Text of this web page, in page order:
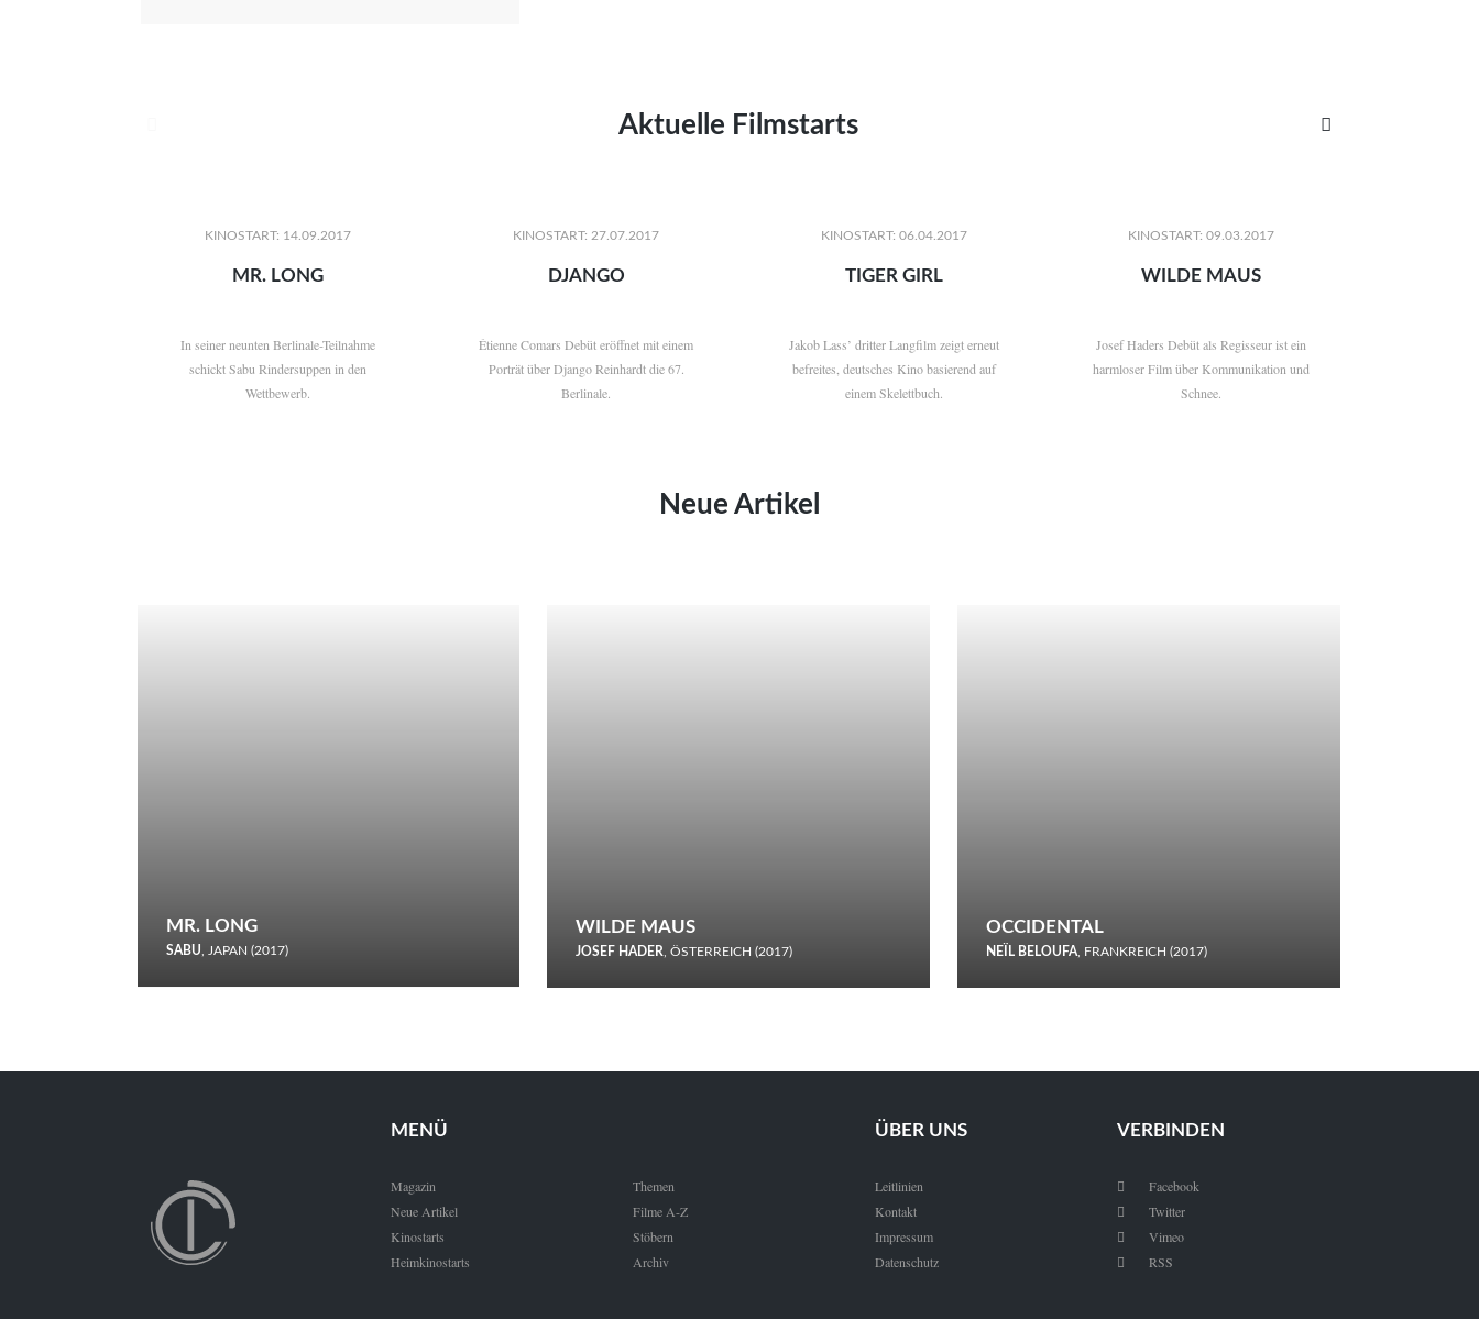
Aktuelle Filmstarts 
KINOSTART: 14.09.2017
MR. LONG
In seiner neunten Berlinale-Teilnahme
schickt Sabu Rindersuppen in den
Wettbewerb.
KINOSTART: 27.07.2017
DJANGO
Étienne Comars Debüt eröffnet mit einem
Porträt über Django Reinhardt die 67.
Berlinale.
KINOSTART: 06.04.2017
TIGER GIRL
Jakob Lass’ dritter Langfilm zeigt erneut
befreites, deutsches Kino basierend auf
einem Skelettbuch.
KINOSTART: 09.03.2017
WILDE MAUS
Josef Haders Debüt als Regisseur ist ein
harmloser Film über Kommunikation und
Schnee.
Neue Artikel
MR. LONG
SABU, JAPAN (2017)
den Wettbewerb.
WILDE MAUS
JOSEF HADER, ÖSTERREICH (2017)
Schnee.
OCCIDENTAL
NEÏL BELOUFA, FRANKREICH (2017)
MENÜ
Magazin
Neue Artikel
Kinostarts
Heimkinostarts
Themen
Filme A-Z
Stöbern
Archiv
ÜBER UNS
Leitlinien
Kontakt
Impressum
Datenschutz
VERBINDEN
 Facebook
 Twitter
 Vimeo
 RSS